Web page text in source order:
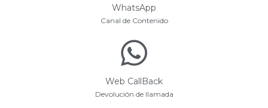
WhatsApp
Canal de Contenido
Web CallBack
Devolución de llamada